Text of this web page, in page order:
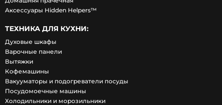
Аксессуары Hidden Helpers™
ТЕХНИКА ДЛЯ КУХНИ:
Духовые шкафы
Варочные панели
Вытяжки
Кофемашины
Вакууматоры и подогреватели посуды
Посудомоечные машины
Холодильники и морозильники